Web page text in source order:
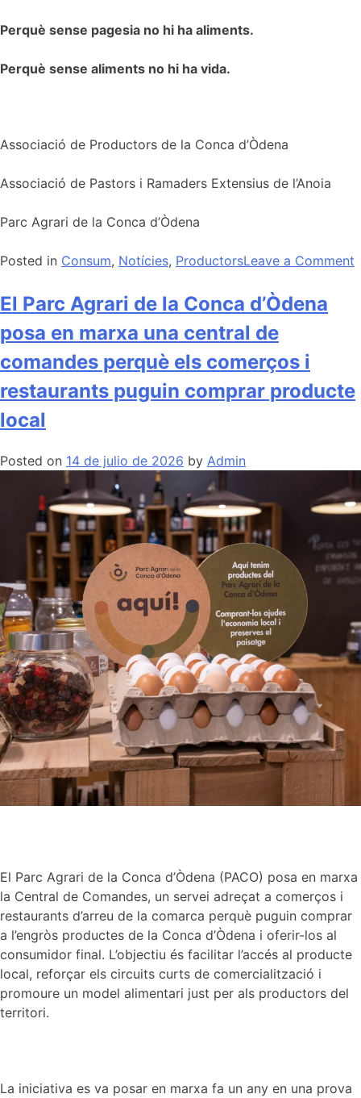
Perquè sense pagesia no hi ha aliments.
Perquè sense aliments no hi ha vida.
Associació de Productors de la Conca d’Òdena
Associació de Pastors i Ramaders Extensius de l’Anoia
Parc Agrari de la Conca d’Òdena
Posted in Consum, Notícies, ProductorsLeave a Comment
El Parc Agrari de la Conca d’Òdena
posa en marxa una central de
comandes perquè els comerços i
restaurants puguin comprar producte
local
Posted on 14 de julio de 2026 by Admin
El Parc Agrari de la Conca d’Òdena (PACO) posa en marxa
la Central de Comandes, un servei adreçat a comerços i
restaurants d’arreu de la comarca perquè puguin comprar
a l’engròs productes de la Conca d’Òdena i oferir-los al
consumidor final. L’objectiu és facilitar l’accés al producte
local, reforçar els circuits curts de comercialització i
promoure un model alimentari just per als productors del
territori.
La iniciativa es va posar en marxa fa un any en una prova